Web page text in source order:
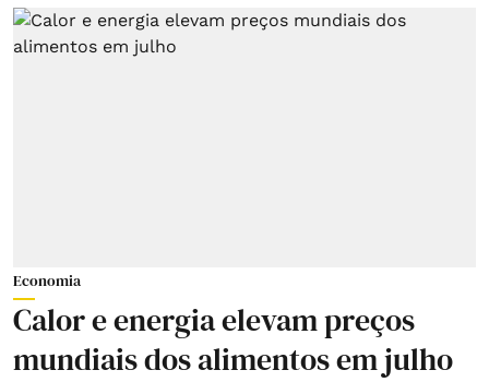
Economia
Calor e energia elevam preços
mundiais dos alimentos em julho